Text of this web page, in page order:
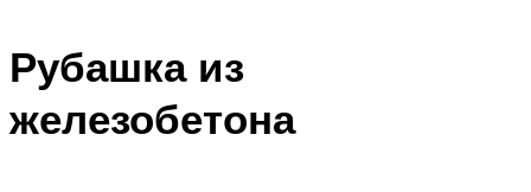
Рубашка из
железобетона